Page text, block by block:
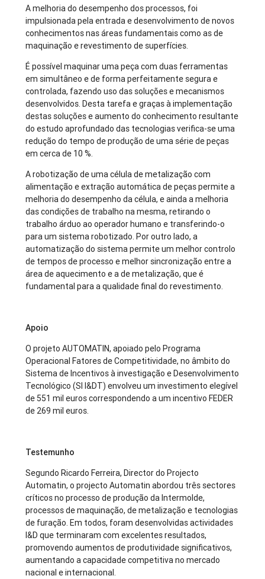
A melhoria do desempenho dos processos, foi
impulsionada pela entrada e desenvolvimento de novos
conhecimentos nas áreas fundamentais como as de
maquinação e revestimento de superfícies.
É possível maquinar uma peça com duas ferramentas
em simultâneo e de forma perfeitamente segura e
controlada, fazendo uso das soluções e mecanismos
desenvolvidos. Desta tarefa e graças à implementação
destas soluções e aumento do conhecimento resultante
do estudo aprofundado das tecnologias verifica-se uma
redução do tempo de produção de uma série de peças
em cerca de 10 %.
A robotização de uma célula de metalização com
alimentação e extração automática de peças permite a
melhoria do desempenho da célula, e ainda a melhoria
das condições de trabalho na mesma, retirando o
trabalho árduo ao operador humano e transferindo-o
para um sistema robotizado. Por outro lado, a
automatização do sistema permite um melhor controlo
de tempos de processo e melhor sincronização entre a
área de aquecimento e a de metalização, que é
fundamental para a qualidade final do revestimento.
Apoio
O projeto AUTOMATIN, apoiado pelo Programa
Operacional Fatores de Competitividade, no âmbito do
Sistema de Incentivos à investigação e Desenvolvimento
Tecnológico (SI I&DT) envolveu um investimento elegível
de 551 mil euros correspondendo a um incentivo FEDER
de 269 mil euros.
Testemunho
Segundo Ricardo Ferreira, Director do Projecto
Automatin, o projecto Automatin abordou três sectores
críticos no processo de produção da Intermolde,
processos de maquinação, de metalização e tecnologias
de furação. Em todos, foram desenvolvidas actividades
I&D que terminaram com excelentes resultados,
promovendo aumentos de produtividade significativos,
aumentando a capacidade competitiva no mercado
nacional e internacional.